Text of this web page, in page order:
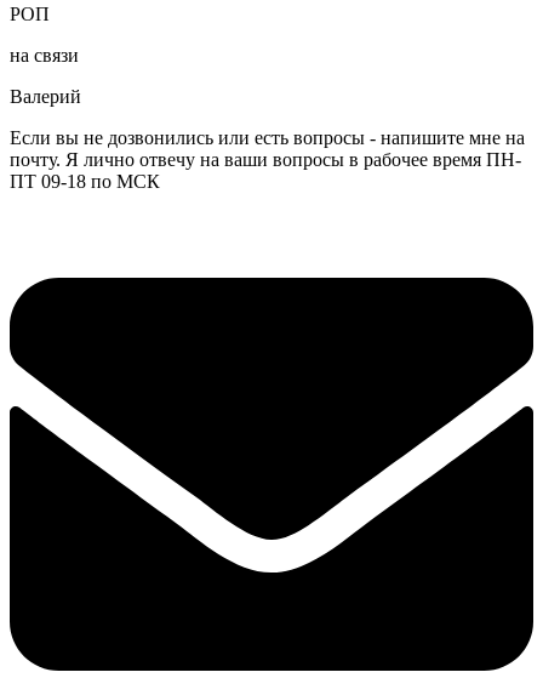
РОП
на связи
Валерий
Если вы не дозвонились или есть вопросы - напишите мне на
почту. Я лично отвечу на ваши вопросы в рабочее время ПН-
ПТ 09-18 по МСК